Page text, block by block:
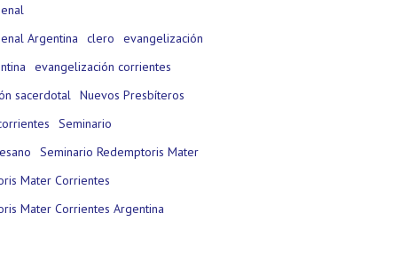
Argentina
clero
evangelización
evangelización corrientes
sacerdotal Nuevos Presbíteros
Seminario
Seminario Redemptoris Mater
Mater Corrientes
Mater Corrientes Argentina